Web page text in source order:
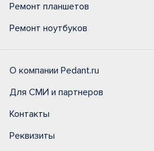
Ремонт планшетов
Ремонт ноутбуков
О компании Pedant.ru
Для СМИ и партнеров
Контакты
Реквизиты